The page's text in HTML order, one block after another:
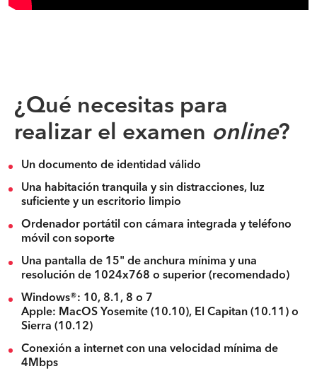
¿Qué necesitas para
realizar el examen online?
Un documento de identidad válido
Una habitación tranquila y sin distracciones, luz
suficiente y un escritorio limpio
Ordenador portátil con cámara integrada y teléfono
móvil con soporte
Una pantalla de 15" de anchura mínima y una
resolución de 1024x768 o superior (recomendado)
Windows®: 10, 8.1, 8 o 7
Apple: MacOS Yosemite (10.10), El Capitan (10.11) o
Sierra (10.12)
Conexión a internet con una velocidad mínima de
4Mbps